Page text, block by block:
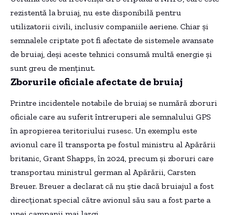
rezistentă la bruiaj, nu este disponibilă pentru
utilizatorii civili, inclusiv companiile aeriene. Chiar și
semnalele criptate pot fi afectate de sistemele avansate
de bruiaj, deși aceste tehnici consumă multă energie și
sunt greu de menținut.
Zborurile oficiale afectate de bruiaj
Printre incidentele notabile de bruiaj se numără zboruri
oficiale care au suferit întreruperi ale semnalului GPS
în apropierea teritoriului rusesc. Un exemplu este
avionul care îl transporta pe fostul ministru al Apărării
britanic, Grant Shapps, în 2024, precum și zboruri care
transportau ministrul german al Apărării, Carsten
Breuer. Breuer a declarat că nu știe dacă bruiajul a fost
direcționat special către avionul său sau a fost parte a